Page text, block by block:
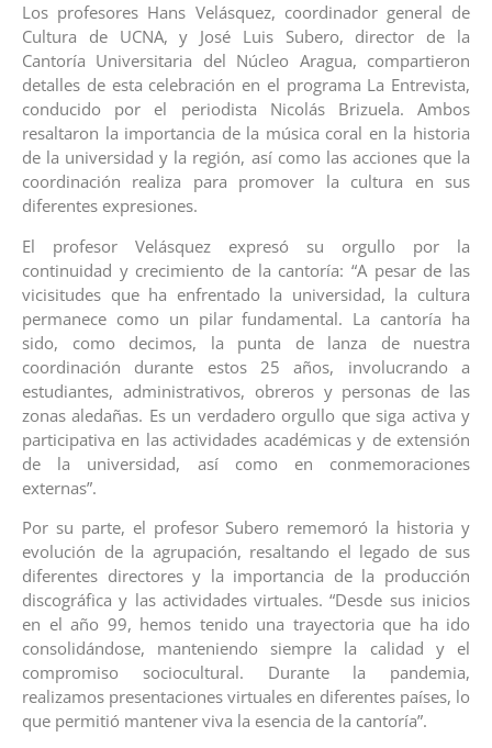
Los profesores Hans Velásquez, coordinador general de
Cultura de UCNA, y José Luis Subero, director de la
Cantoría Universitaria del Núcleo Aragua, compartieron
detalles de esta celebración en el programa La Entrevista,
conducido por el periodista Nicolás Brizuela. Ambos
resaltaron la importancia de la música coral en la historia
de la universidad y la región, así como las acciones que la
coordinación realiza para promover la cultura en sus
diferentes expresiones.
El profesor Velásquez expresó su orgullo por la
continuidad y crecimiento de la cantoría: “A pesar de las
vicisitudes que ha enfrentado la universidad, la cultura
permanece como un pilar fundamental. La cantoría ha
sido, como decimos, la punta de lanza de nuestra
coordinación durante estos 25 años, involucrando a
estudiantes, administrativos, obreros y personas de las
zonas aledañas. Es un verdadero orgullo que siga activa y
participativa en las actividades académicas y de extensión
de la universidad, así como en conmemoraciones
externas”.
Por su parte, el profesor Subero rememoró la historia y
evolución de la agrupación, resaltando el legado de sus
diferentes directores y la importancia de la producción
discográfica y las actividades virtuales. “Desde sus inicios
en el año 99, hemos tenido una trayectoria que ha ido
consolidándose, manteniendo siempre la calidad y el
compromiso sociocultural. Durante la pandemia,
realizamos presentaciones virtuales en diferentes países, lo
que permitió mantener viva la esencia de la cantoría”.